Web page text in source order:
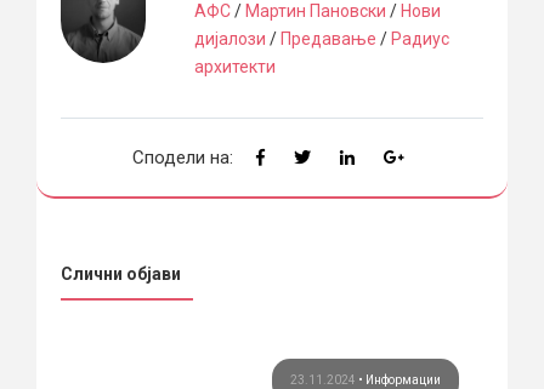
АФС/ Мартин Пановски / Нови
дијалози / Предавање / Радиус
архитекти
Сподели на:
Слични објави
23.11.2024 • Информации